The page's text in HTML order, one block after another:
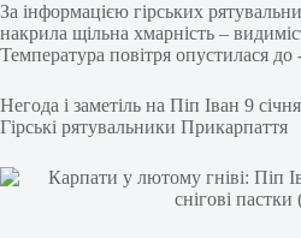
За інформацією гірських
накрила щільна хмарність –
Температура повітря опустилася до
Негода і заметіль на Піп Іван 9
Гірські рятувальники Прикарпаття